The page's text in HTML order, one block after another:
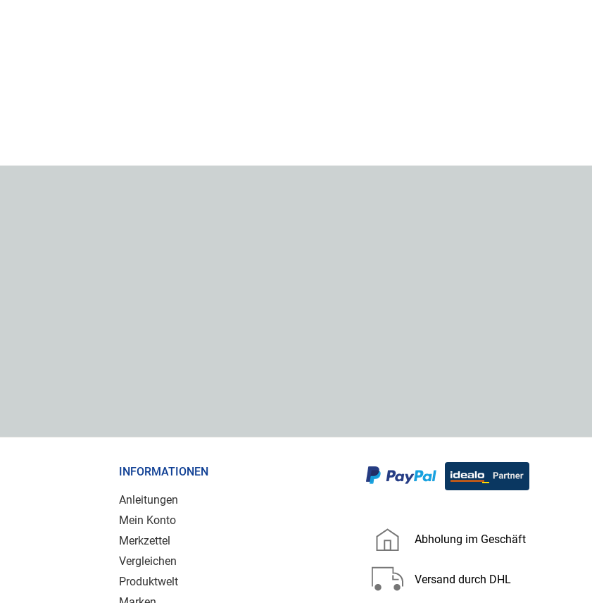
INFORMATIONEN
Anleitungen
Mein Konto
Merkzettel
Vergleichen
Produktwelt
Abholung im Geschäft
Versand durch DHL